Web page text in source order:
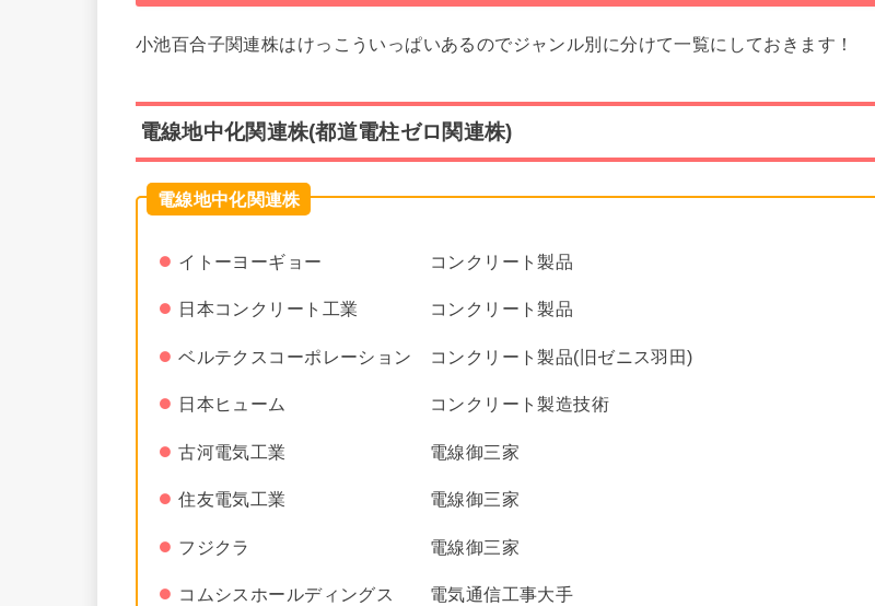
小池百合子関連株はけっこういっぱいあるのでジャンル別に分けて一覧にしておきます！
電線地中化関連株(都道電柱ゼロ関連株)
電線地中化関連株
イトーヨーギョー コンクリート製品
日本コンクリート工業 コンクリート製品
ベルテクスコーポレーション コンクリート製品(旧ゼニス羽田)
日本ヒューム コンクリート製造技術
古河電気工業 電線御三家
住友電気工業 電線御三家
フジクラ 電線御三家
コムシスホールディングス 電気通信工事大手